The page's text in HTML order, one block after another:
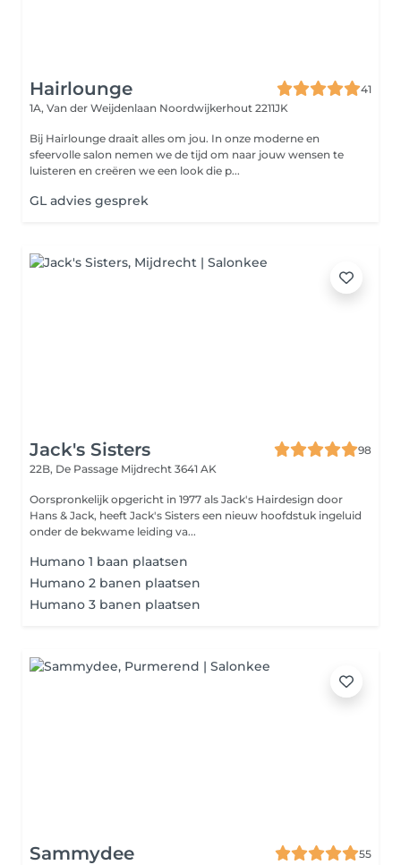
Hairlounge
41
1A, Van der Weijdenlaan Noordwijkerhout 2211JK
Bij Hairlounge draait alles om jou. In onze moderne en
sfeervolle salon nemen we de tijd om naar jouw wensen te
luisteren en creëren we een look die p...
GL advies gesprek
Jack's Sisters
98
22B, De Passage Mijdrecht 3641 AK
Oorspronkelijk opgericht in 1977 als Jack's Hairdesign door
Hans & Jack, heeft Jack's Sisters een nieuw hoofdstuk ingeluid
onder de bekwame leiding va...
Humano 1 baan plaatsen
Humano 2 banen plaatsen
Humano 3 banen plaatsen
Sammydee
55